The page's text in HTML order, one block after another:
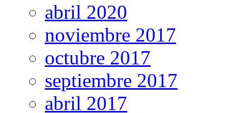
abril 2020
noviembre 2017
octubre 2017
septiembre 2017
abril 2017